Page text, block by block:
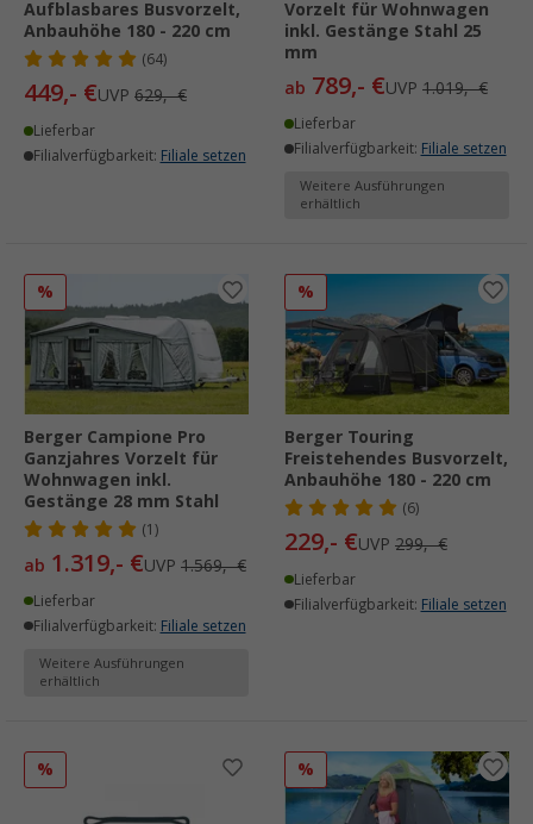
Aufblasbares Busvorzelt,
Anbauhöhe 180 - 220 cm
(64)
449,- €UVP 629,- €
Lieferbar
Filialverfügbarkeit: Filiale setzen
Vorzelt für Wohnwagen
inkl. Gestänge Stahl 25
mm
ab 789,- €UVP 1.019,- €
Lieferbar
Filialverfügbarkeit: Filiale setzen
Weitere Ausführungen
erhältlich
%
Berger Campione Pro
Ganzjahres Vorzelt für
Wohnwagen inkl.
Gestänge 28 mm Stahl
(1)
ab 1.319,- €UVP 1.569,- €
Lieferbar
Filialverfügbarkeit: Filiale setzen
Weitere Ausführungen
erhältlich
%
Berger Touring
Freistehendes Busvorzelt,
Anbauhöhe 180 - 220 cm
(6)
229,- €UVP 299,- €
Lieferbar
Filialverfügbarkeit: Filiale setzen
% %